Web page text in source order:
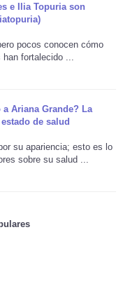
e Ilia Topuria son
pocos conocen cómo
fortalecido ...
Ariana Grande? La
de salud
su apariencia; esto es lo
sobre su salud ...